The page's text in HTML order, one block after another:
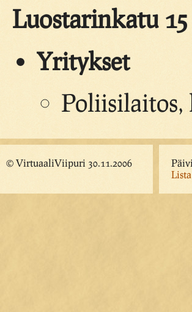
Luostarinkatu 15
Yritykset
Poliisilaitos,
© VirtuaaliViipuri 30.11.2006